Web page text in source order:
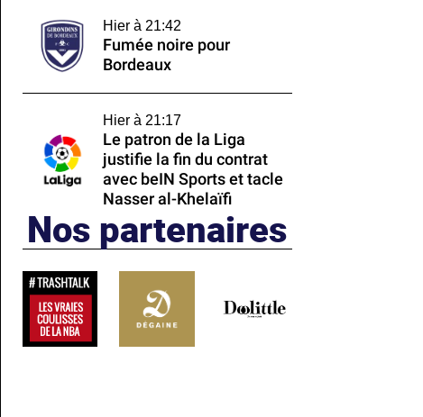
Hier à 21:42
Fumée noire pour
Bordeaux
Hier à 21:17
Le patron de la Liga
justifie la fin du contrat
avec beIN Sports et tacle
Nasser al-Khelaïfi
Nos partenaires